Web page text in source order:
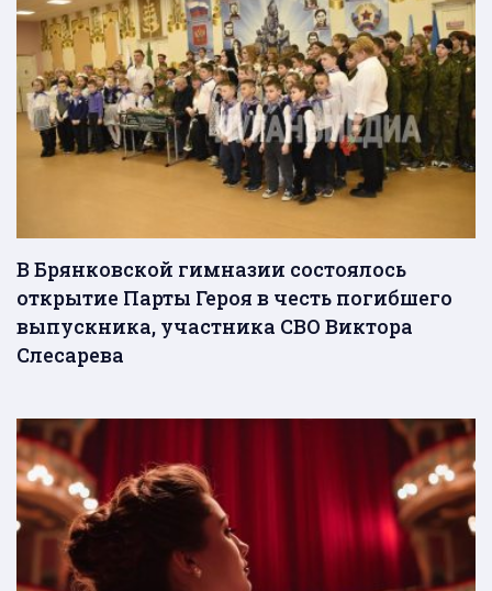
В Брянковской гимназии состоялось
открытие Парты Героя в честь погибшего
выпускника, участника СВО Виктора
Слесарева